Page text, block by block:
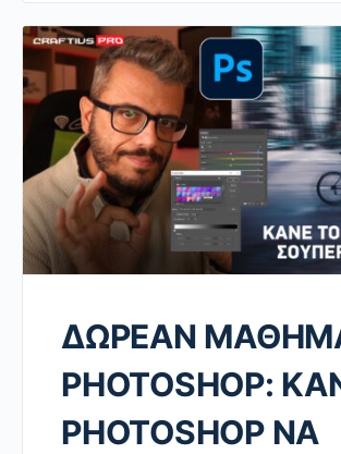
ΔΩΡΕΑΝ
PHOTOSHOP:
PHOTOSHOP ΝΑ